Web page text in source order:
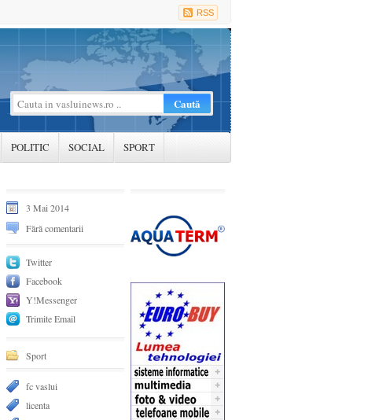
RSS
POLITIC SOCIAL SPORT
3 Mai 2014
Fără comentarii
Twitter
Facebook
Y!Messenger
Trimite Email
Sport
fc vaslui
licenta